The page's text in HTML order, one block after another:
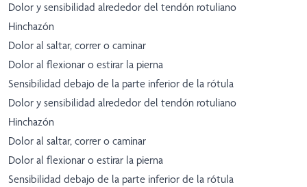
Dolor y sensibilidad alrededor del tendón rotuliano
Hinchazón
Dolor al saltar, correr o caminar
Dolor al flexionar o estirar la pierna
Sensibilidad debajo de la parte inferior de la rótula
Dolor y sensibilidad alrededor del tendón rotuliano
Hinchazón
Dolor al saltar, correr o caminar
Dolor al flexionar o estirar la pierna
Sensibilidad debajo de la parte inferior de la rótula